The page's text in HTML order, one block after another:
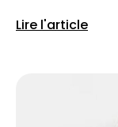
Lire l'article